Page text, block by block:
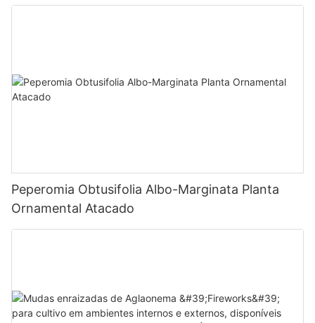
Worldwide Fittonia
Peperomia Obtusifolia Albo-Marginata Planta
Ornamental Atacado